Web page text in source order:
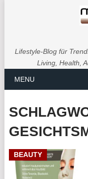
Lifestyle-Blog für
Living, Health,
MENU
BEAUTY